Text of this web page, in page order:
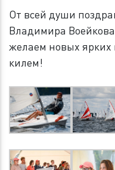
От всей души
Владимира Воейкова
желаем новых ярких
килем!